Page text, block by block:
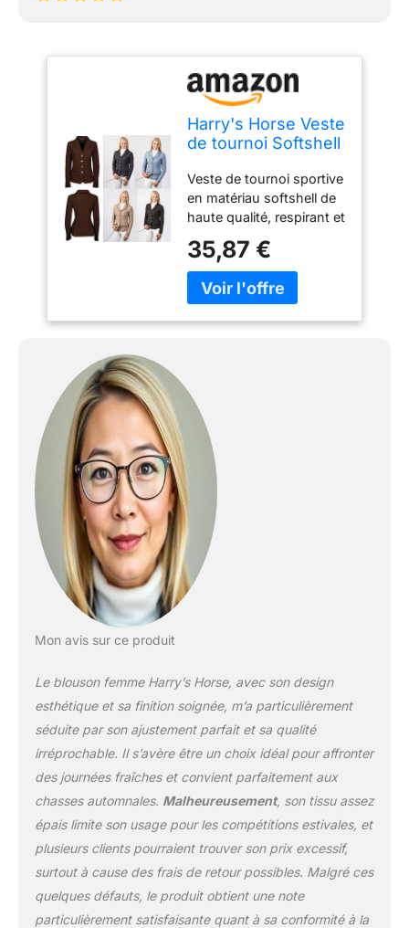
Harry's Horse Veste
de tournoi Softshell
Couleur : noir -
Taille XXL
Veste de tournoi sportive
en matériau softshell de
haute qualité, respirant et
cintré avec boutonnière à
quatre boutons avec
couronne et cristaux.
35,87 €
Mon avis sur ce produit
Le blouson femme Harry’s Horse, avec son design
esthétique et sa finition soignée, m’a particulièrement
séduite par son ajustement parfait et sa qualité
irréprochable. Il s’avère être un choix idéal pour affronter
des journées fraîches et convient parfaitement aux
chasses automnales. Malheureusement, son tissu assez
épais limite son usage pour les compétitions estivales, et
plusieurs clients pourraient trouver son prix excessif,
surtout à cause des frais de retour possibles. Malgré ces
quelques défauts, le produit obtient une note
particulièrement satisfaisante quant à sa conformité à la